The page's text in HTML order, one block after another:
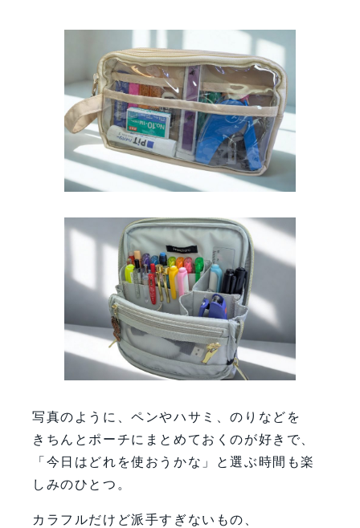
写真のように、ペンやハサミ、のりなどを
きちんとポーチにまとめておくのが好きで、
「今日はどれを使おうかな」と選ぶ時間も楽
しみのひとつ。
カラフルだけど派手すぎないもの、